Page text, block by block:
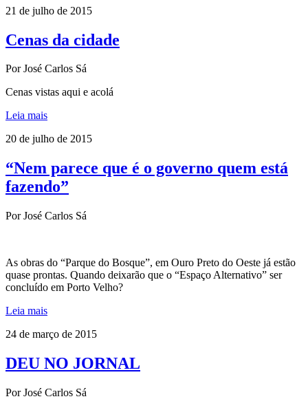
21 de julho de 2015
Cenas da cidade
Por José Carlos Sá
Cenas vistas aqui e acolá
Leia mais
20 de julho de 2015
“Nem parece que é o governo quem está
fazendo”
Por José Carlos Sá
As obras do “Parque do Bosque”, em Ouro Preto do Oeste já estão
quase prontas. Quando deixarão que o “Espaço Alternativo” ser
concluído em Porto Velho?
Leia mais
24 de março de 2015
DEU NO JORNAL
Por José Carlos Sá